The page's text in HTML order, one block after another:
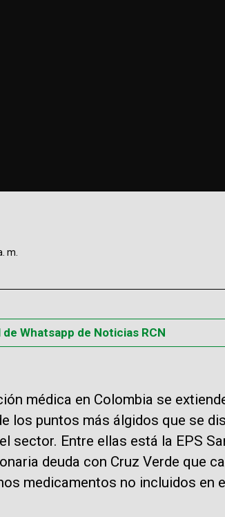
m.
de Whatsapp de Noticias RCN
médica en Colombia se
los puntos más álgidos que se
sector. Entre ellas está la EPS
deuda con Cruz Verde que
medicamentos no incluidos en